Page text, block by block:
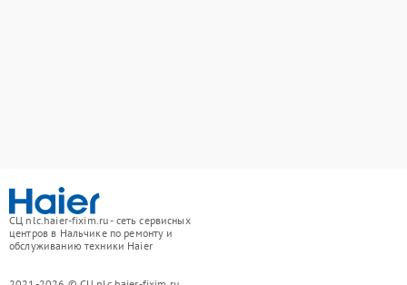
СЦ nlc.haier-fixim.ru - сеть сервисных
центров в Нальчике по ремонту и
обслуживанию техники Haier